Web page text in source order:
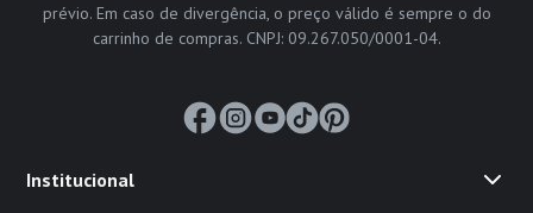
prévio. Em caso de divergência, o preço válido é sempre o do
carrinho de compras. CNPJ: 09.267.050/0001-04.
Institucional